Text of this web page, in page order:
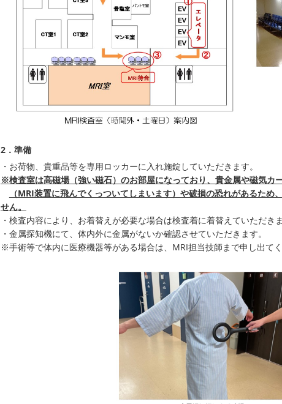
2．準備
・お荷物、貴重品等を専用ロッカーに入れ施錠していただきます。
※検査室は高磁場（強い磁石）のお部屋になっており、貴金属や磁気カ
（MRI装置に飛んでくっついてしまいます）や破損の恐れがあるため
せん。
・検査内容により、お着替えが必要な場合は検査着に着替えていただきま
・金属探知機にて、体内外に金属がないか確認させていただきます。
※手術等で体内に医療機器等がある場合は、MRI担当技師まで申し出てく